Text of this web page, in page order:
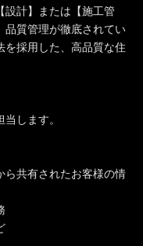
設計】または【施工管
品質管理が徹底されてい
を採用した、高品質な住
します。
ら共有されたお客様の情